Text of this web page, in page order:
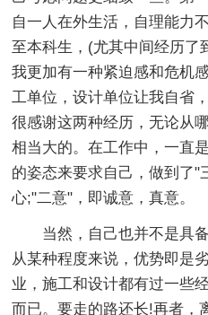
自一人在外生活，自理能力
至本科生，(尤其中间经历了
我更加有一种紧迫感和危机
工单位，设计单位让我自省
很感谢这两种经历，无论从
相当大的。在工作中，一直
的姿态来要求自己，做到了"
心;"二意"，即诚意，真意。
当然，自己也并不是具
从某种程度来说，优势即是
业，施工和设计都有过一些
而已。要走的路还长!再者，